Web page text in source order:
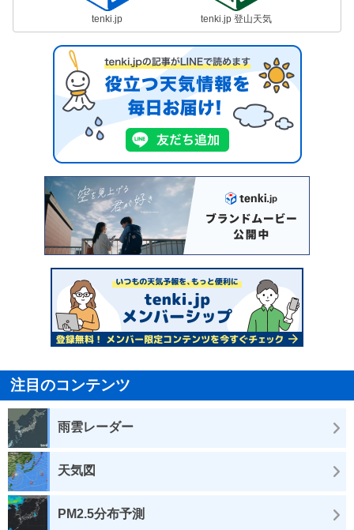
tenki.jp tenki.jp 登山天気
注目のコンテンツ
雨雲レーダー
天気図
PM2.5分布予測